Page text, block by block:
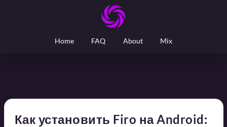
Home FAQ About Mix
Как установить Firo на Android: